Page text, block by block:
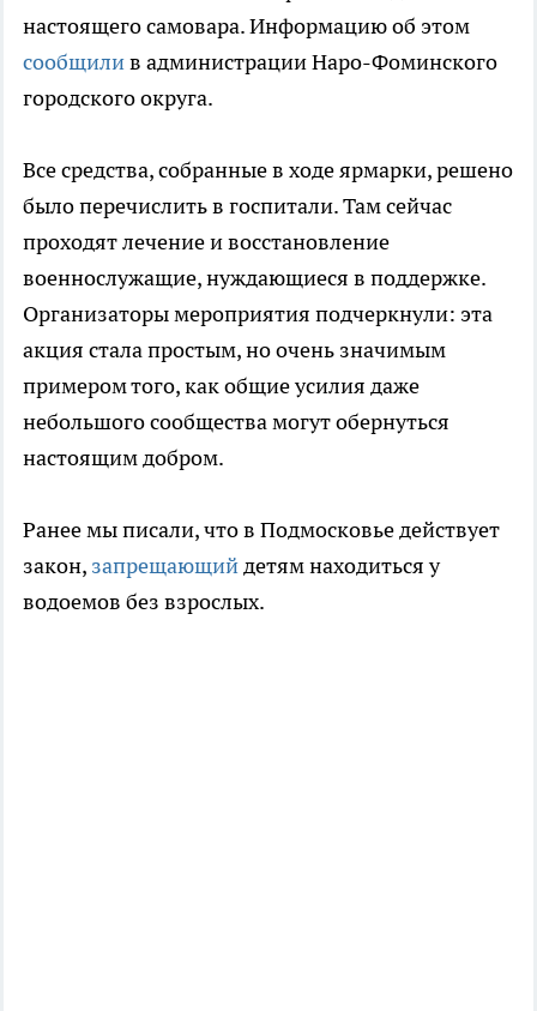
настоящего самовара. Информацию об этом
сообщилив администрации Наро-Фоминского
городского округа.
Все средства, собранные в ходе ярмарки, решено
было перечислить в госпитали. Там сейчас
проходят лечение и восстановление
военнослужащие, нуждающиеся в поддержке.
Организаторы мероприятия подчеркнули: эта
акция стала простым, но очень значимым
примером того, как общие усилия даже
небольшого сообщества могут обернуться
настоящим добром.
Ранее мы писали, что в Подмосковье действует
закон, запрещающийдетям находиться у
водоемов без взрослых.